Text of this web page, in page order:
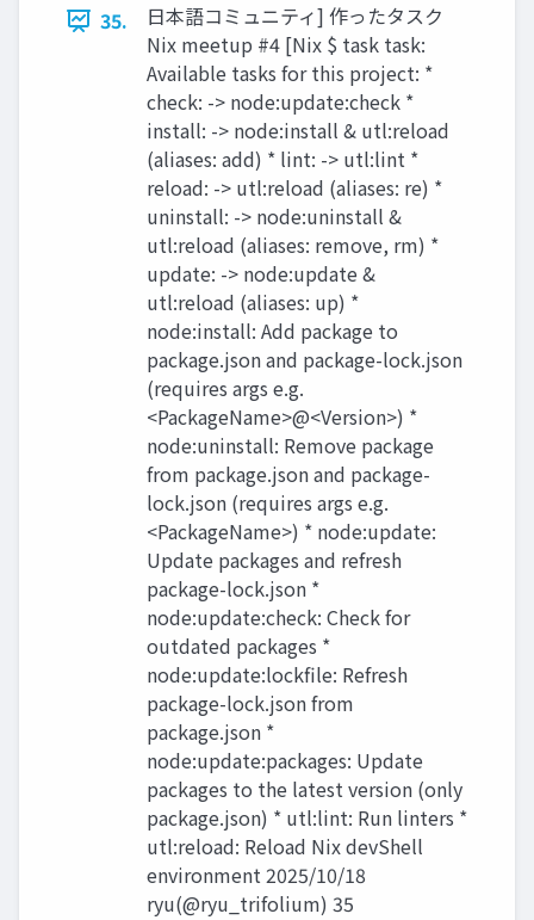
35.
日本語コミュニティ] 作ったタスク
Nix meetup #4 [Nix $ task task:
Available tasks for this project: *
check: -> node:update:check *
install: -> node:install & utl:reload
(aliases: add) * lint: -> utl:lint *
reload: -> utl:reload (aliases: re) *
uninstall: -> node:uninstall &
utl:reload (aliases: remove, rm) *
update: -> node:update &
utl:reload (aliases: up) *
node:install: Add package to
package.json and package-lock.json
(requires args e.g.
<PackageName>@<Version>) *
node:uninstall: Remove package
from package.json and package-
lock.json (requires args e.g.
<PackageName>) * node:update:
Update packages and refresh
package-lock.json *
node:update:check: Check for
outdated packages *
node:update:lockfile: Refresh
package-lock.json from
package.json *
node:update:packages: Update
packages to the latest version (only
package.json) * utl:lint: Run linters *
utl:reload: Reload Nix devShell
environment 2025/10/18
ryu(@ryu_trifolium) 35